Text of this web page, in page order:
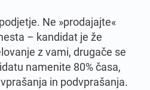
Ne »prodajajte«
– kandidat je že
z vami, drugače se
namenite 80% časa,
in podvprašanja.